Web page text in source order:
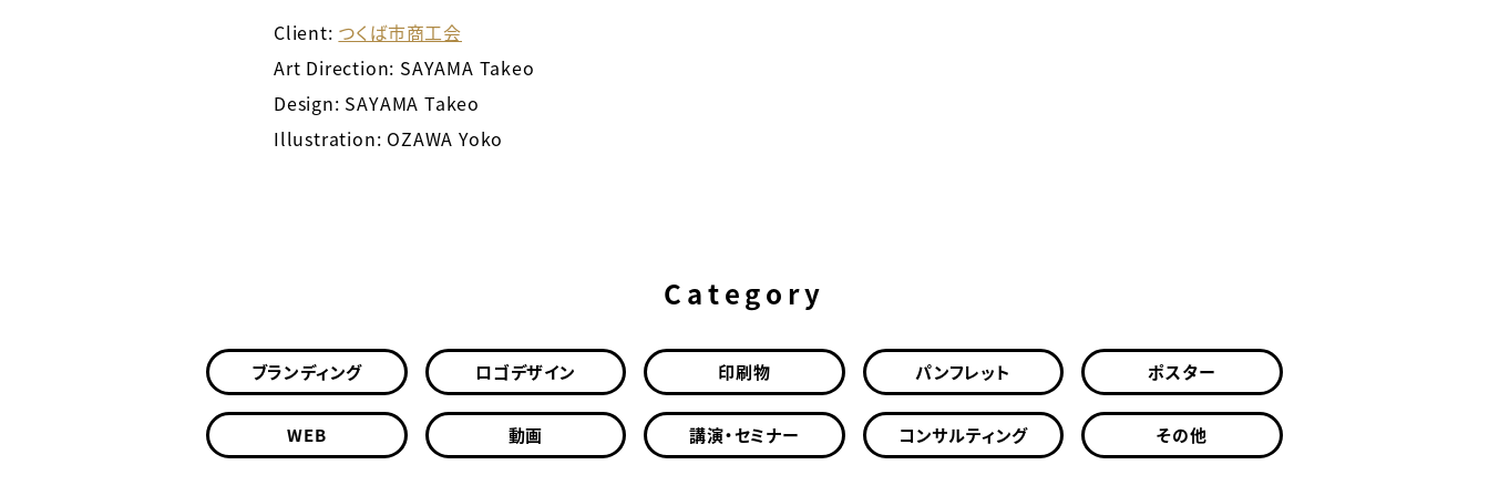
Client: つくば市商工会
Art Direction: SAYAMA Takeo
Design: SAYAMA Takeo
Illustration: OZAWA Yoko
Category
ブランディング ロゴデザイン 印刷物 パンフレット ポスター
WEB 動画 講演・セミナー コンサルティング その他